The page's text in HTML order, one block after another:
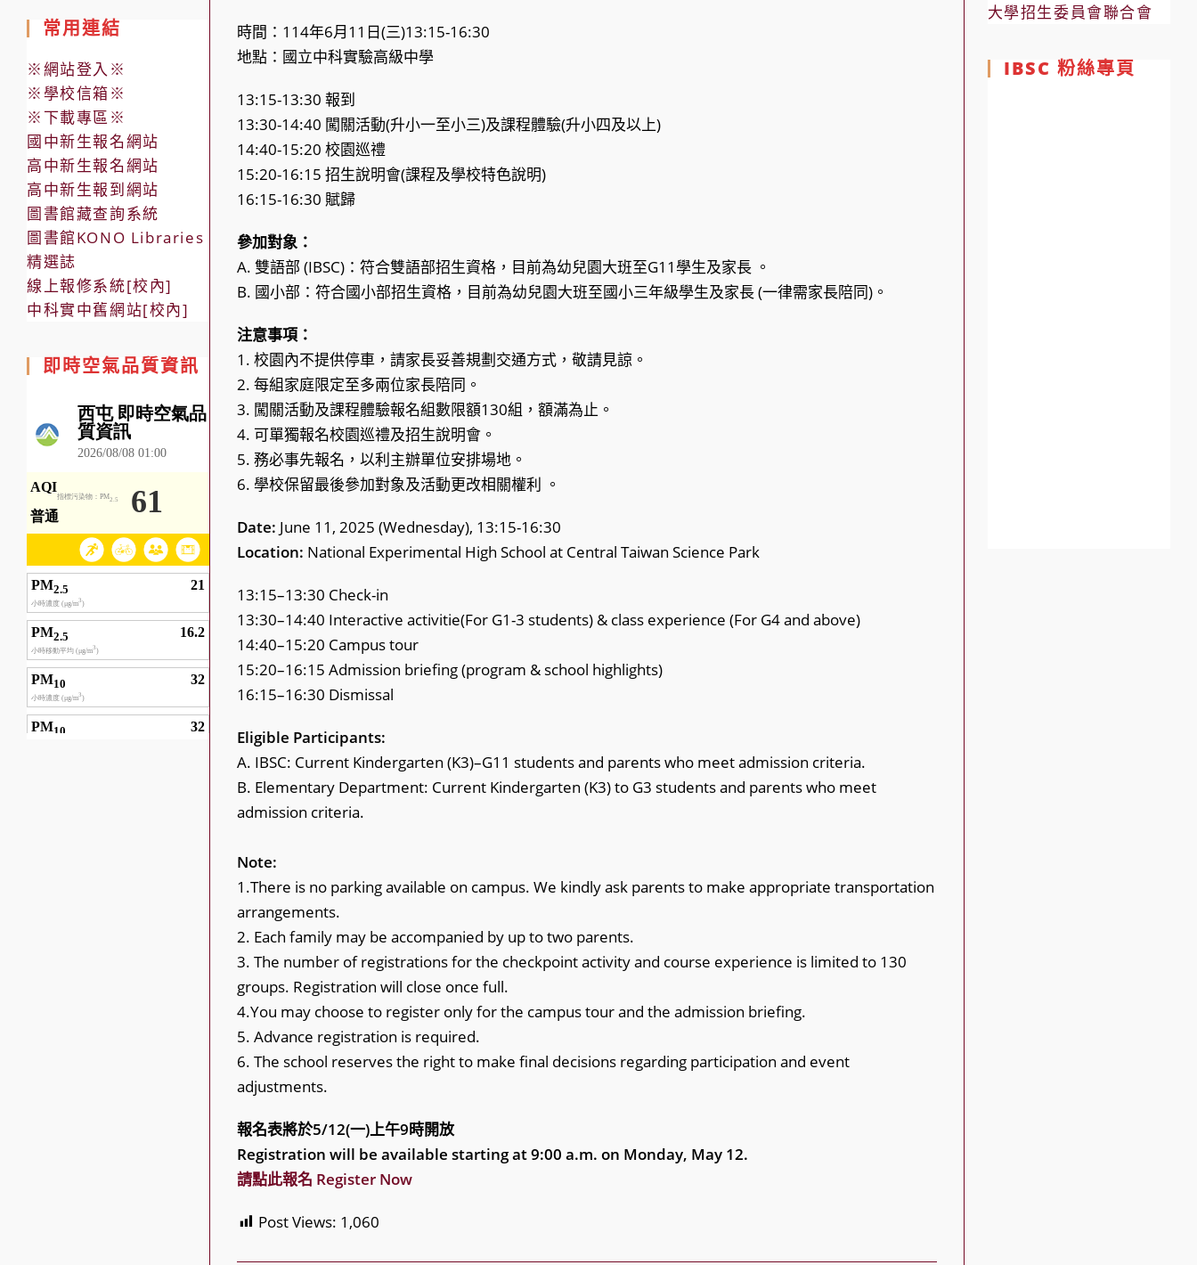
時間：114年6月11日(三)13:15-16:30
地點：國立中科實驗高級中學
13:15-13:30 報到
13:30-14:40 闖關活動(升小一至小三)及課程體驗(升小四及以上)
14:40-15:20 校園巡禮
15:20-16:15 招生說明會(課程及學校特色說明)
16:15-16:30 賦歸
參加對象：
A. 雙語部 (IBSC)：符合雙語部招生資格，目前為幼兒園大班至G11學生及家長 。
B. 國小部：符合國小部招生資格，目前為幼兒園大班至國小三年級學生及家長 (一律需家長陪同)。
注意事項：
1. 校園內不提供停車，請家長妥善規劃交通方式，敬請見諒。
2. 每組家庭限定至多兩位家長陪同。
3. 闖關活動及課程體驗報名組數限額130組，額滿為止。
4. 可單獨報名校園巡禮及招生說明會。
5. 務必事先報名，以利主辦單位安排場地。
6. 學校保留最後參加對象及活動更改相關權利 。
Date: June 11, 2025 (Wednesday), 13:15-16:30
Location: National Experimental High School at Central Taiwan Science Park
13:15–13:30 Check-in
13:30–14:40 Interactive activitie(For G1-3 students) & class experience (For G4 and above)
14:40–15:20 Campus tour
15:20–16:15 Admission briefing (program & school highlights)
16:15–16:30 Dismissal
Eligible Participants:
A. IBSC: Current Kindergarten (K3)–G11 students and parents who meet admission criteria.
B. Elementary Department: Current Kindergarten (K3) to G3 students and parents who meet
admission criteria.
Note:
1.There is no parking available on campus. We kindly ask parents to make appropriate transportation
arrangements.
2. Each family may be accompanied by up to two parents.
3. The number of registrations for the checkpoint activity and course experience is limited to 130
groups. Registration will close once full.
4.You may choose to register only for the campus tour and the admission briefing.
5. Advance registration is required.
6. The school reserves the right to make final decisions regarding participation and event
adjustments.
報名表將於5/12(一)上午9時開放
Registration will be available starting at 9:00 a.m. on Monday, May 12.
請點此報名 Register Now
Post Views: 1,060
常用連結
※網站登入※
※學校信箱※
※下載專區※
國中新生報名網站
高中新生報名網站
高中新生報到網站
圖書館藏查詢系統
圖書館KONO Libraries
精選誌
線上報修系統[校內]
中科實中舊網站[校內]
即時空氣品質資訊
大學招生委員會聯合會
IBSC 粉絲專頁